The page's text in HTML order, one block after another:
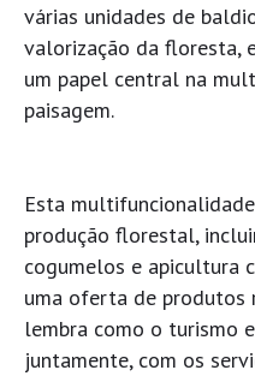
várias unidades de
valorização da floresta,
um papel central na
paisagem.
Esta
produção florestal,
cogumelos e apicultura
uma oferta de produtos
lembra como o turismo
juntamente, com os